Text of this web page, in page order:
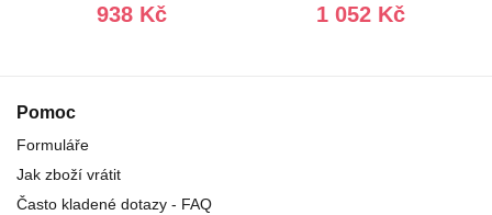
938 Kč 1 052 Kč
Pomoc
Formuláře
Jak zboží vrátit
Často kladené dotazy - FAQ